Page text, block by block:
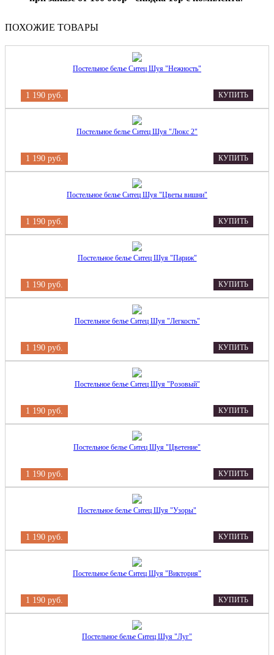
ПОХОЖИЕ ТОВАРЫ
Постельное белье Ситец Шуя "Нежность"
1 190 руб. КУПИТЬ
Постельное белье Ситец Шуя "Люкс 2"
1 190 руб. КУПИТЬ
Постельное белье Ситец Шуя "Цветы вишни"
1 190 руб. КУПИТЬ
Постельное белье Ситец Шуя "Париж"
1 190 руб. КУПИТЬ
Постельное белье Ситец Шуя "Легкость"
1 190 руб. КУПИТЬ
Постельное белье Ситец Шуя "Розовый"
1 190 руб. КУПИТЬ
Постельное белье Ситец Шуя "Цветение"
1 190 руб. КУПИТЬ
Постельное белье Ситец Шуя "Узоры"
1 190 руб. КУПИТЬ
Постельное белье Ситец Шуя "Виктория"
1 190 руб. КУПИТЬ
Постельное белье Ситец Шуя "Луг"